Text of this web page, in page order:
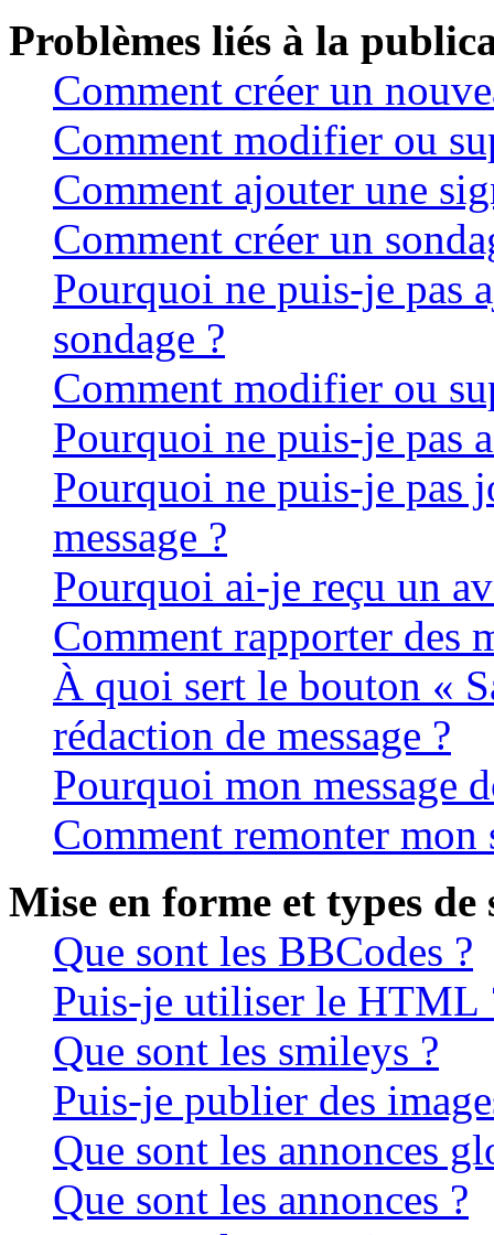
Problèmes liés à la
Comment créer un
Comment modifier ou
Comment ajouter une
Comment créer un
Pourquoi ne puis-je pas
sondage ?
Comment modifier ou
Pourquoi ne puis-je pas
Pourquoi ne puis-je pas
message ?
Pourquoi ai-je reçu un
Comment rapporter des
À quoi sert le bouton «
rédaction de message ?
Pourquoi mon message
Comment remonter mon
Mise en forme et types de
Que sont les BBCodes ?
Puis-je utiliser le HTML
Que sont les smileys ?
Puis-je publier des
Que sont les annonces
Que sont les annonces ?